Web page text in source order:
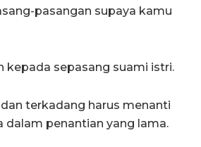
pasangan supaya kamu
kepada sepasang suami istri.
terkadang harus menanti
dalam penantian yang lama.